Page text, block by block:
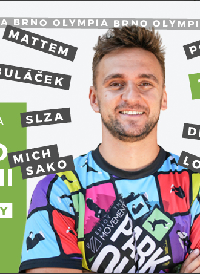
na řetězu zavěšená zlatá beránčí
příležitosti jeho sňatku s
v Podvazkovém řádu. Řád je též
el Tusan a v raných dobách
nebo řád belgické vlny.
na rod Habsburků. Poté, co
rozdělil se v důsledku
a dodnes existuje jak španělská
Habsburků. Rakouská republika
hlavě rodu Habsburků.
Všichni členové řádu mají stejná
od všech poplatků a
samého. Tato soudní moc
resp. jeho zástupce. Při
s výjimkou korunovaných
neohlášeni vstoupit do sálů